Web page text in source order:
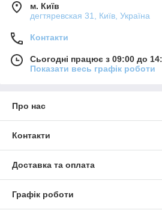
м. Київ
дегтяревская 31, Київ, Україна
Контакти
Сьогодні працює з 09:00 до
Показати весь графік роботи
Про нас
Контакти
Доставка та оплата
Графік роботи